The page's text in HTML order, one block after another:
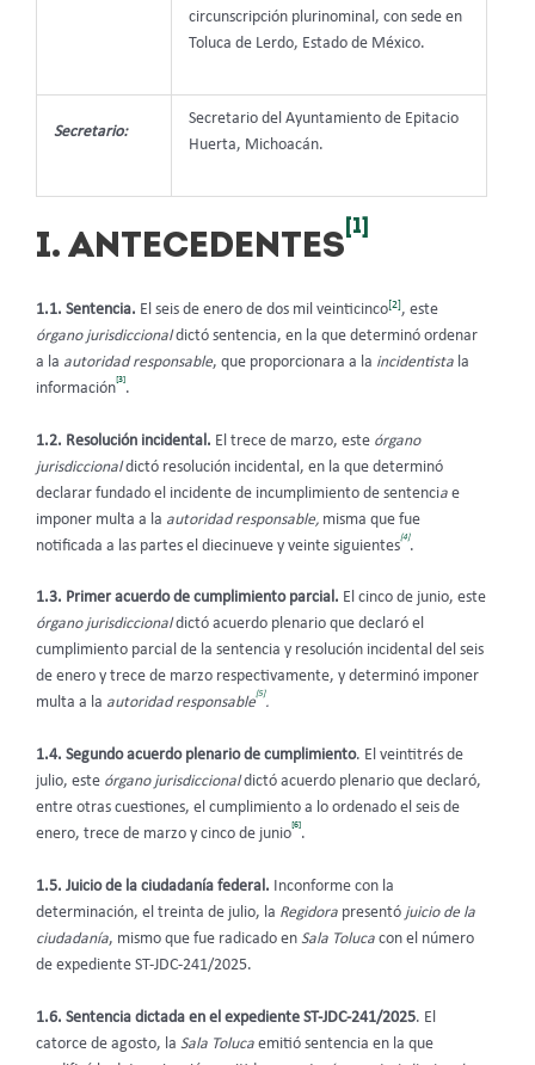
circunscripción plurinominal, con sede en
Toluca de Lerdo, Estado de México.
Secretario:
Secretario del Ayuntamiento de Epitacio
Huerta, Michoacán.
I. ANTECEDENTES
[1]
1.1. Sentencia. El seis de enero de dos mil veinticinco[2], este
órgano jurisdiccionaldictó sentencia, en la que determinó ordenar
a la autoridad responsable, que proporcionara a la incidentista la
información
[3]
.
1.2. Resolución incidental. El trece de marzo, este órgano
jurisdiccionaldictó resolución incidental, en la que determinó
declarar fundado el incidente de incumplimiento de sentencia e
imponer multa a la autoridad responsable, misma que fue
notificada a las partes el diecinueve y veinte siguientes
[4]
.
1.3. Primer acuerdo de cumplimiento parcial. El cinco de junio, este
órgano jurisdiccionaldictó acuerdo plenario que declaró el
cumplimiento parcial de la sentencia y resolución incidental del seis
de enero y trece de marzo respectivamente, y determinó imponer
multa a la autoridad responsable
[5]
.
1.4. Segundo acuerdo plenario de cumplimiento. El veintitrés de
julio, este órgano jurisdiccionaldictó acuerdo plenario que declaró,
entre otras cuestiones, el cumplimiento a lo ordenado el seis de
enero, trece de marzo y cinco de junio
[6]
.
1.5. Juicio de la ciudadanía federal. Inconforme con la
determinación, el treinta de julio, la Regidora presentó juicio de la
ciudadanía, mismo que fue radicado en Sala Toluca con el número
de expediente ST-JDC-241/2025.
1.6. Sentencia dictada en el expediente ST-JDC-241/2025. El
catorce de agosto, la Sala Toluca emitió sentencia en la que